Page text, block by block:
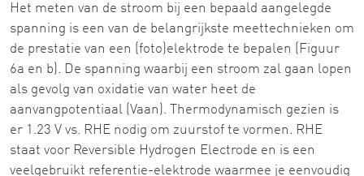
Het meten van de stroom bij een bepaald aangelegde
spanning is een van de belangrijkste meettechnieken om
de prestatie van een (foto)elektrode te bepalen (Figuur
6a en b). De spanning waarbij een stroom zal gaan lopen
als gevolg van oxidatie van water heet de
aanvangpotentiaal (Vaan). Thermodynamisch gezien is
er 1.23 V vs. RHE nodig om zuurstof te vormen. RHE
staat voor Reversible Hydrogen Electrode en is een
veelgebruikt referentie-elektrode waarmee je eenvoudig